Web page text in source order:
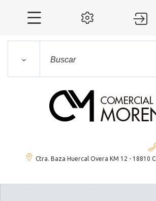
  
Ctra. Baza Huercal Overa KM 12 - 18810